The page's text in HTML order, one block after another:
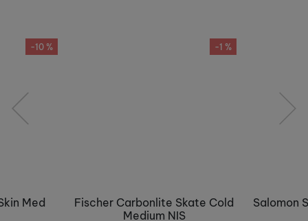
-1 %
Fischer Carbonlite Skate Cold
Medium NIS
Salomon
-10 %
Med